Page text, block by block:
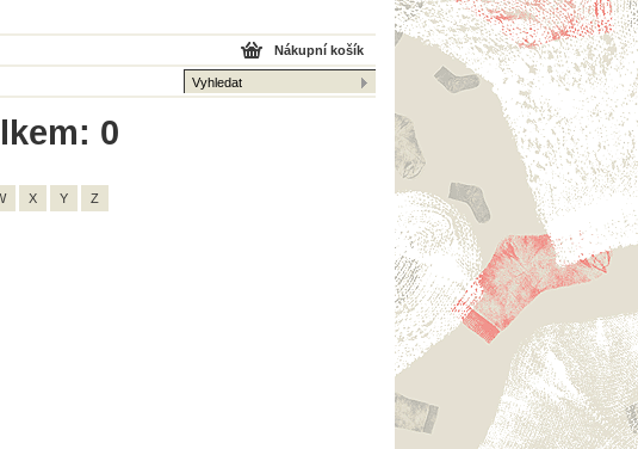
Nákupní košík
0
X Y Z